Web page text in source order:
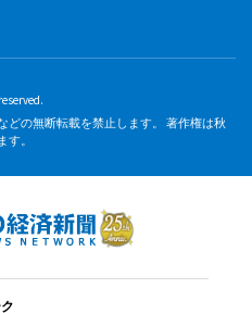
どの無断転載を禁止します。 著作権は秋
。